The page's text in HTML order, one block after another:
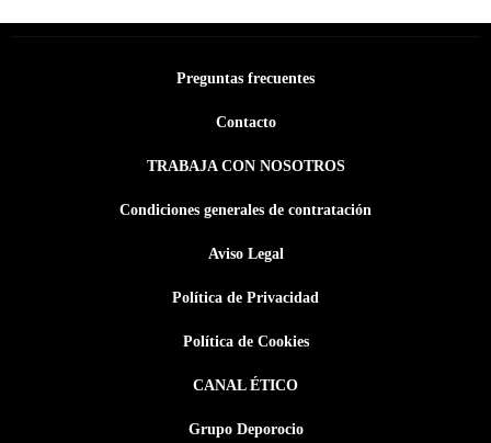
Preguntas frecuentes
Contacto
TRABAJA CON NOSOTROS
Condiciones generales de contratación
Aviso Legal
Política de Privacidad
Política de Cookies
CANAL ÉTICO
Grupo Deporocio